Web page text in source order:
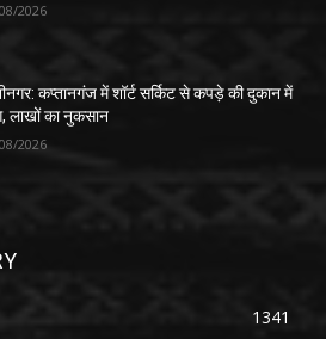
2026
कप्तानगंज में शॉर्ट सर्किट से कपड़े की दुकान में
लाखों का नुकसान
2026
1341